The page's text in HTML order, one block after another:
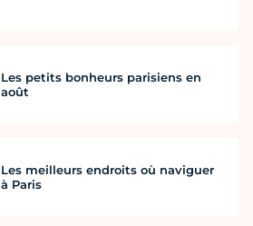
Les petits bonheurs parisiens en
août
Les meilleurs endroits où naviguer
à Paris